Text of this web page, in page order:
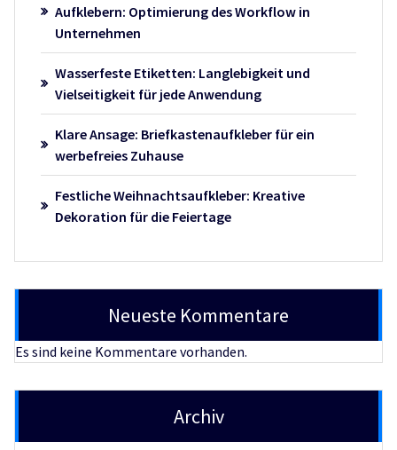
Aufklebern: Optimierung des Workflow in
Unternehmen
Wasserfeste Etiketten: Langlebigkeit und
Vielseitigkeit für jede Anwendung
Klare Ansage: Briefkastenaufkleber für ein
werbefreies Zuhause
Festliche Weihnachtsaufkleber: Kreative
Dekoration für die Feiertage
Neueste Kommentare
Es sind keine Kommentare vorhanden.
Archiv